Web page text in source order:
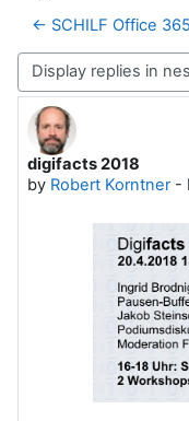
← SCHILF Office 365
Display mode
digifacts 2018
by Robert Korntner-
Number of replies: 0